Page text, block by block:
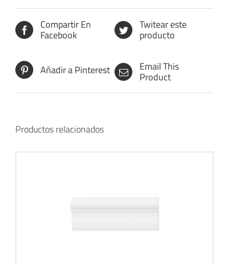
Compartir En
Facebook
Twitear este
producto
Añadir a Pinterest Email This
Product
Productos relacionados